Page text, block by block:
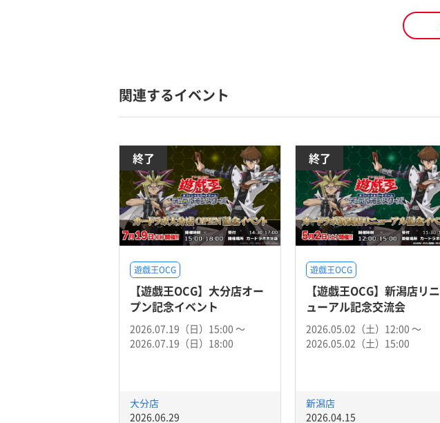
関連するイベント
終了
遊戯王OCG
【遊戯王OCG】大分店オー
プン記念イベント
2026.07.19（日）15:00 〜
2026.07.19（日）18:00
大分店
2026.06.29
終了
遊戯王OCG
【遊戯王OCG】新潟店リニ
ューアル記念交流会
2026.05.02（土）12:00 〜
2026.05.02（土）15:00
新潟店
2026.04.15